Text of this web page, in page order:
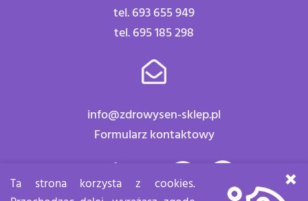
tel. 693 655 949
tel. 695 185 298
info@zdrowysen-sklep.pl
Formularz kontaktowy
Znajdź nas:
Ta strona korzysta z cookies.
×